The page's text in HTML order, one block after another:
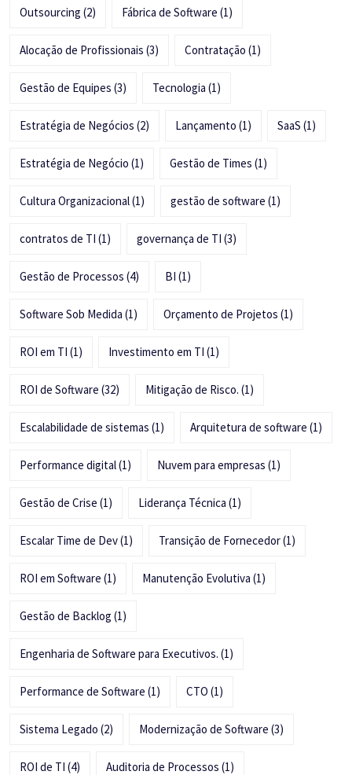
Outsourcing (2) Fábrica de Software (1)
Alocação de Profissionais (3) Contratação (1)
Gestão de Equipes (3) Tecnologia (1)
Estratégia de Negócios (2) Lançamento (1) SaaS (1)
Estratégia de Negócio (1) Gestão de Times (1)
Cultura Organizacional(1) gestão de software (1)
contratos de TI (1) governança de TI (3)
Gestão de Processos (4) BI (1)
Software Sob Medida (1) Orçamento de Projetos (1)
ROI em TI (1) Investimento em TI (1)
ROI de Software (32) Mitigação de Risco. (1)
Escalabilidade de sistemas (1) Arquitetura de software (1)
Performance digital(1) Nuvem para empresas (1)
Gestão de Crise (1) Liderança Técnica (1)
Escalar Time de Dev(1) Transição de Fornecedor(1)
ROI em Software (1) Manutenção Evolutiva (1)
Gestão de Backlog (1)
Engenharia de Software para Executivos. (1)
Performance de Software (1) CTO (1)
Sistema Legado (2) Modernização de Software (3)
ROI de TI (4) Auditoria de Processos (1)